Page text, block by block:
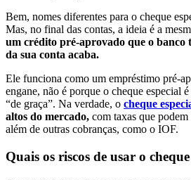
Bem, nomes diferentes para o cheque
Mas, no final das contas, a ideia é a
um crédito pré-aprovado que o banco
da sua conta acaba.
Ele funciona como um empréstimo pré-
engane, não é porque o cheque especial
“de graça”. Na verdade, o cheque
altos do mercado, com taxas que
além de outras cobranças, como o IOF.
Quais os riscos de usar o